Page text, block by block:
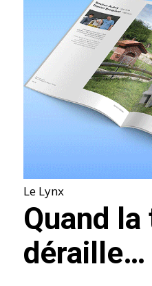
Le Lynx
Quand la télé
déraille…